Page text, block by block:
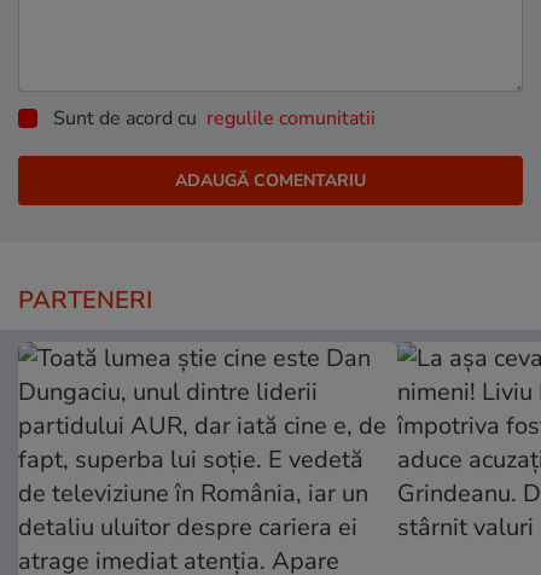
Sunt de acord cu regulile comunitatii
PARTENERI